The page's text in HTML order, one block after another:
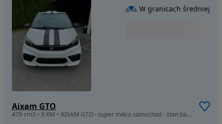
Aixam GTO
479 cm3 • 8 KM • AIXAM GTO - super mikro samochód - stan bardzo dobry
W granicach średniej